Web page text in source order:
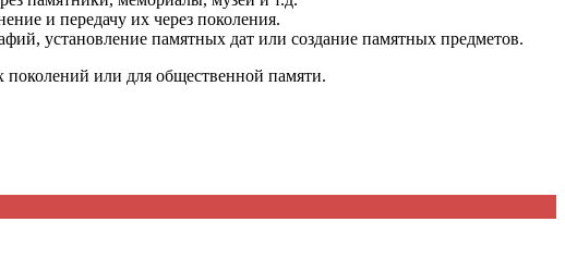
и передачу их через поколения.
установление памятных дат или создание памятных предметов.
поколений или для общественной памяти.